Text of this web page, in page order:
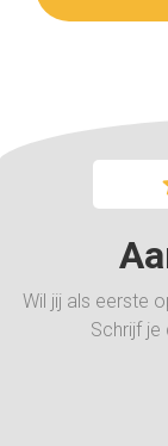
Wil jij als eerste
Schrijf je